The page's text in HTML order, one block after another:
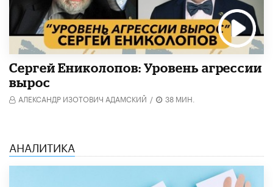
Cергей Ениколопов: Уровень агрессии
вырос
АЛЕКСАНДР ИЗОТОВИЧ АДАМСКИЙ / 38 МИН.
АНАЛИТИКА